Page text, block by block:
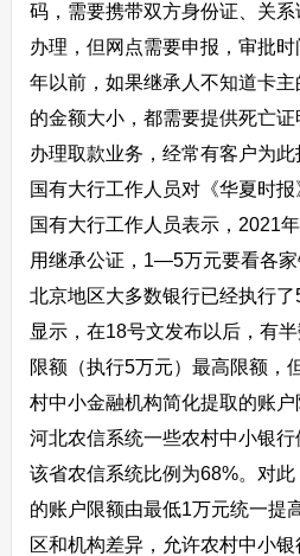
码，需要携带双方身份证、关
办理，但网点需要申报，审批
年以前，如果继承人不知道卡
的金额大小，都需要提供死亡
办理取款业务，经常有客户为此
国有大行工作人员对《华夏时
国有大行工作人员表示，2021
用继承公证，1—5万元要看各
北京地区大多数银行已经执行
显示，在18号文发布以后，有
限额（执行5万元）最高限额，
村中小金融机构简化提取的账户
河北农信系统一些农村中小银
该省农信系统比例为68%。对
的账户限额由最低1万元统一提
区和机构差异，允许农村中小